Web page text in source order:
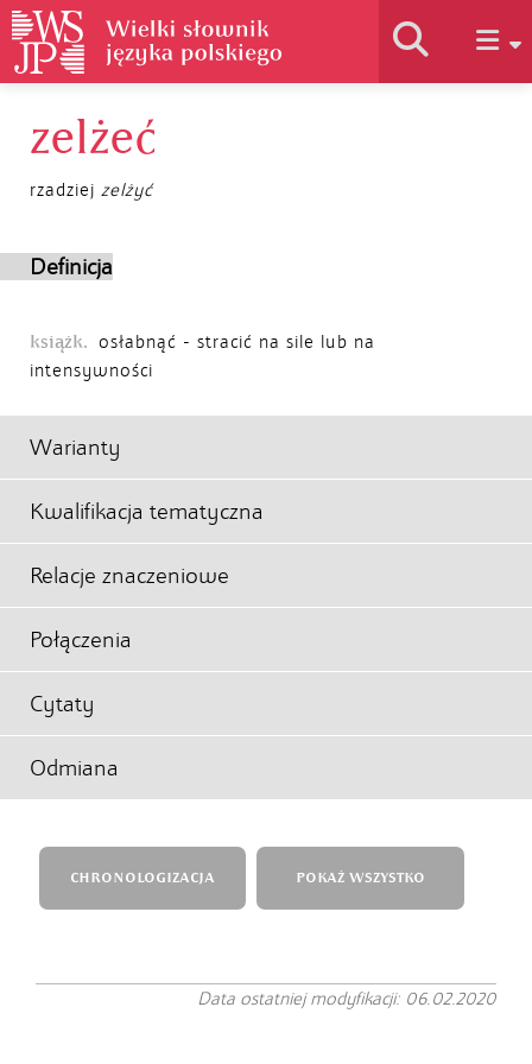
zelżeć
rzadziej zelżyć
Definicja
książk. osłabnąć - stracić na sile lub na
intensywności
Warianty
Kwalifikacja tematyczna
Relacje znaczeniowe
Połączenia
Cytaty
Odmiana
CHRONOLOGIZACJA POKAŻ WSZYSTKO
Data ostatniej modyfikacji: 06.02.2020